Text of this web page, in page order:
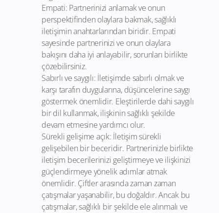
Empati: Partnerinizi anlamak ve onun
perspektifinden olaylara bakmak, sağlıklı
iletişimin anahtarlarından biridir. Empati
sayesinde partnerinizi ve onun olaylara
bakışını daha iyi anlayabilir, sorunları birlikte
çözebilirsiniz.
Sabırlı ve saygılı: İletişimde sabırlı olmak ve
karşı tarafın duygularına, düşüncelerine saygı
göstermek önemlidir. Eleştirilerde dahi saygılı
bir dil kullanmak, ilişkinin sağlıklı şekilde
devam etmesine yardımcı olur.
Sürekli gelişime açık: İletişim sürekli
gelişebilen bir beceridir. Partnerinizle birlikte
iletişim becerilerinizi geliştirmeye ve ilişkinizi
güçlendirmeye yönelik adımlar atmak
önemlidir. Çiftler arasında zaman zaman
çatışmalar yaşanabilir, bu doğaldır. Ancak bu
çatışmalar, sağlıklı bir şekilde ele alınmalı ve